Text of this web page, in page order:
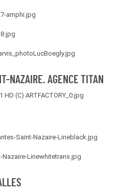
amphi.jpg
NAZAIRE. AGENCE TITAN
HD (C) ARTFACTORY_0.jpg
Saint-Nazaire-Lineblack.jpg
Linewhitetrans.jpg